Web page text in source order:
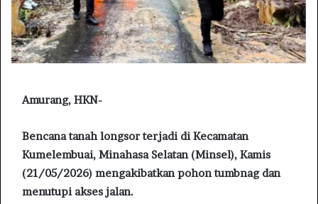
Amurang, HKN-
Bencana tanah longsor terjadi di Kecamatan
Kumelembuai, Minahasa Selatan (Minsel), Kamis
(21/05/2026) mengakibatkan pohon tumbnag dan
menutupi akses jalan.